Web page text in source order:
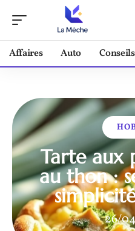
Affaires Auto Conseils
Tarte aux
au thon :
26/